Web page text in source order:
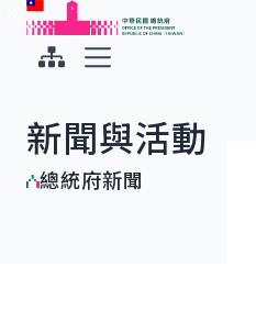
跳到主要內容
中華民國總統府
新聞與活動
總統府新聞